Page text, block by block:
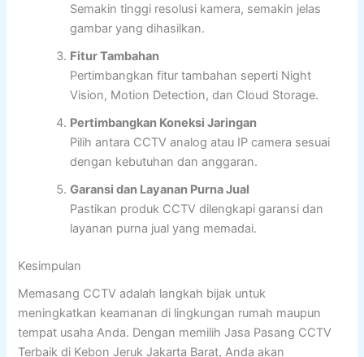
Semakin tinggi resolusi kamera, semakin jelas
gambar yang dihasilkan.
Fitur Tambahan
Pertimbangkan fitur tambahan seperti Night
Vision, Motion Detection, dan Cloud Storage.
Pertimbangkan Koneksi Jaringan
Pilih antara CCTV analog atau IP camera sesuai
dengan kebutuhan dan anggaran.
Garansi dan Layanan Purna Jual
Pastikan produk CCTV dilengkapi garansi dan
layanan purna jual yang memadai.
Kesimpulan
Memasang CCTV adalah langkah bijak untuk
meningkatkan keamanan di lingkungan rumah maupun
tempat usaha Anda. Dengan memilih Jasa Pasang CCTV
Terbaik di Kebon Jeruk Jakarta Barat, Anda akan